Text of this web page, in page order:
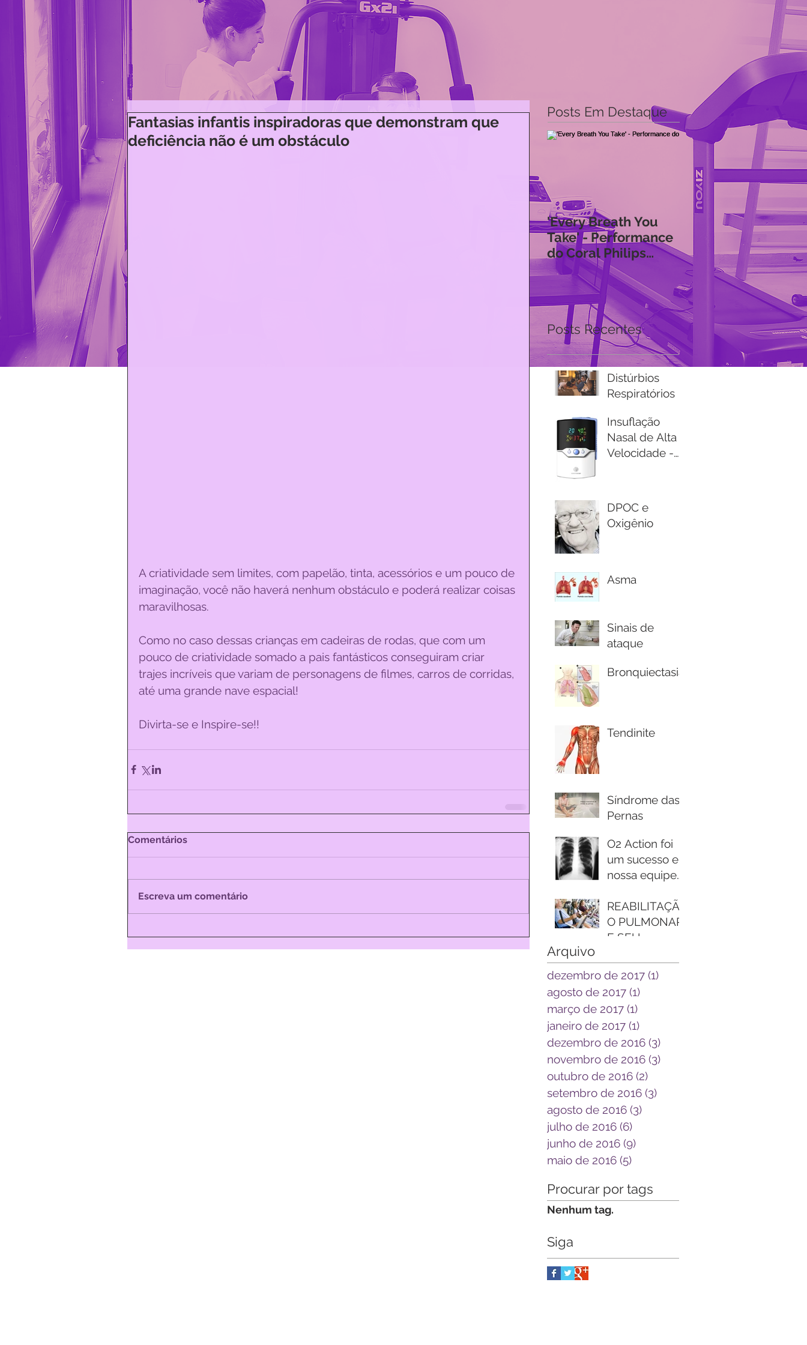
Fantasias infantis inspiradoras que demonstram que
deficiência não é um obstáculo
A criatividade sem limites, com papelão, tinta, acessórios e um pouco de
imaginação, você não haverá nenhum obstáculo e poderá realizar coisas
maravilhosas.
Como no caso dessas crianças em cadeiras de rodas, que com um
pouco de criatividade somado a pais fantásticos conseguiram criar
trajes incríveis que variam de personagens de filmes, carros de corridas,
até uma grande nave espacial!
Divirta-se e Inspire-se!!
Comentários
Escreva um comentário
Posts Em Destaque
'Every Breath You
Take' - Performance
do Coral Philips
Breathless
Posts Recentes
Distúrbios
Respiratórios
Apneia do
Sono
Insuflação
Nasal de Alta
Velocidade -
DPOC e
Oxigênio
Asma
Sinais de
ataque
atento!
Bronquiectasia
Tendinite
Síndrome das
Pernas
conheça o
distúrbio que
atrapalha o
O2 Action foi
um sucesso e
nossa equipe
combater o
tabagismo e
em prol da
REABILITAÇÃ
O PULMONAR
E SEU
DOENÇAS
PULMONARES
CRÔNICAS
Arquivo
dezembro de 2017 (1)
agosto de 2017 (1)
março de 2017 (1)
janeiro de 2017 (1)
dezembro de 2016 (3)
novembro de 2016 (3)
outubro de 2016 (2)
setembro de 2016 (3)
agosto de 2016 (3)
julho de 2016 (6)
junho de 2016 (9)
maio de 2016 (5)
Procurar por tags
Nenhum tag.
Siga